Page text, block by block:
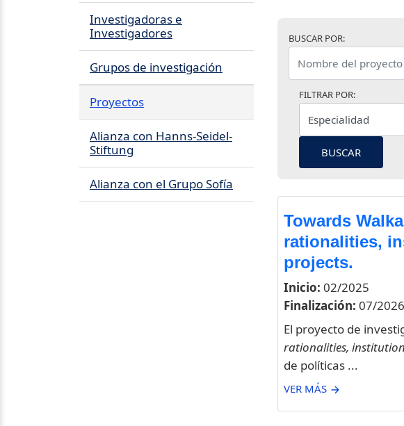
Investigadoras e
Investigadores
Grupos de investigación
Proyectos
Alianza con Hanns-Seidel-
Stiftung
Alianza con el Grupo Sofía
BUSCAR POR:
FILTRAR POR:
BUSCAR
Towards
rationalities,
projects.
Inicio: 02/2025
Finalización: 07/2026
El proyecto de
rationalities,
de políticas ...
VER MÁS